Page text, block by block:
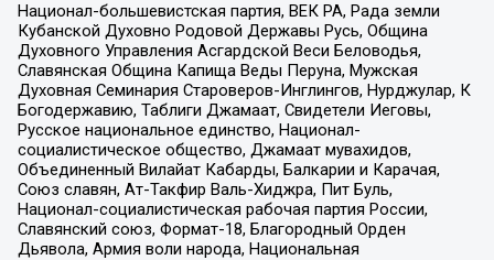
Национал-большевистская партия, ВЕК РА, Рада земли
Кубанской Духовно Родовой Державы Русь, Община
Духовного Управления Асгардской Веси Беловодья,
Славянская Община Капища Веды Перуна, Мужская
Духовная Семинария Староверов-Инглингов, Нурджулар, К
Богодержавию, Таблиги Джамаат, Свидетели Иеговы,
Русское национальное единство, Национал-
социалистическое общество, Джамаат мувахидов,
Объединенный Вилайат Кабарды, Балкарии и Карачая,
Союз славян, Ат-Такфир Валь-Хиджра, Пит Буль,
Национал-социалистическая рабочая партия России,
Славянский союз, Формат-18, Благородный Орден
Дьявола, Армия воли народа, Национальная